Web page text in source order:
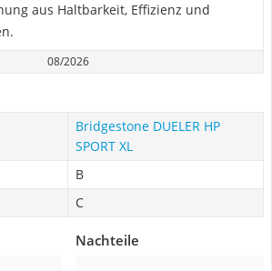
aus Haltbarkeit, Effizienz und
08/2026
Bridgestone DUELER HP
SPORT XL
B
C
Nachteile